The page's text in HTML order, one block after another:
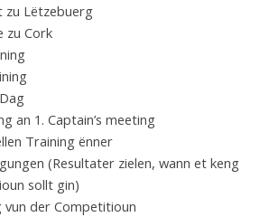
zu Lëtzebuerg
zu Cork
an 1. Captain’s meeting
Training ënner
(Resultater zielen, wann et keng
sollt gin)
der Competitioun